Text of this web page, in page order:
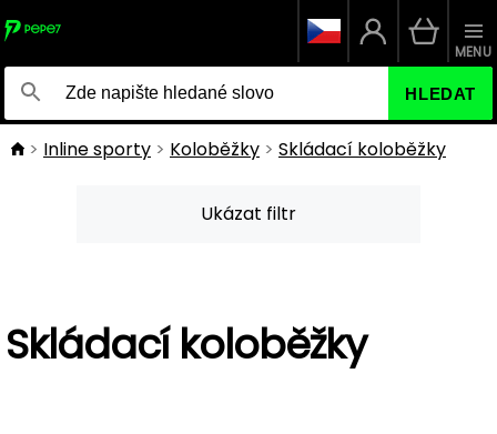
HLEDAT
MENU
Inline sporty Koloběžky Skládací koloběžky
Ukázat filtr
Skládací koloběžky